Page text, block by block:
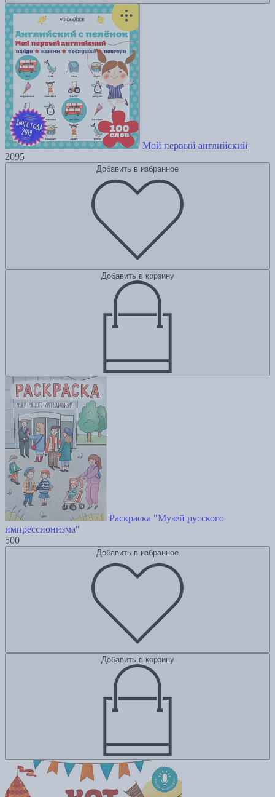
Мой первый английский
2095
Добавить в избранное
Добавить в корзину
Раскраска "Музей русского
импрессионизма"
500
Добавить в избранное
Добавить в корзину